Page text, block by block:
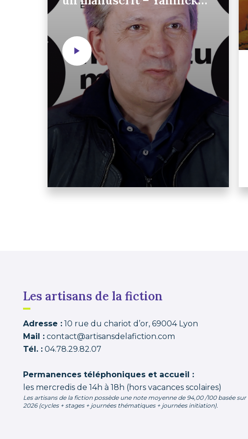
Dehée
Les artisans de la fiction
Adresse : 10 rue du chariot d’or, 69004 Lyon
Mail : contact@artisansdelafiction.com
Tél. : 04.78.29.82.07
Permanences téléphoniques et accueil :
les mercredis de 14h à 18h (hors vacances scolaires)
Les artisans de la fiction possède une note moyenne de 94,00 /100basée sur
2026 (cycles + stages + journées thématiques + journées initiation).